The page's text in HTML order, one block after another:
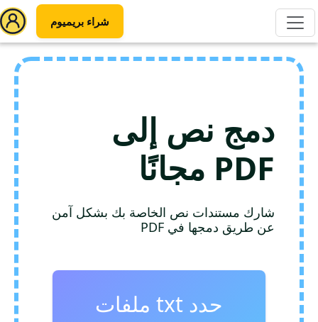
شراء بريميوم
دمج نص إلى
PDF مجانًا
شارك مستندات نص الخاصة بك بشكل آمن
عن طريق دمجها في PDF
حدد txt ملفات